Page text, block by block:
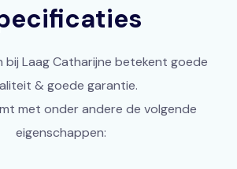
bij Laag Catharijne betekent goede
& goede garantie.
met onder andere de volgende
eigenschappen: